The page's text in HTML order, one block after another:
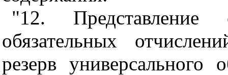
"12.
обязательных
резерв